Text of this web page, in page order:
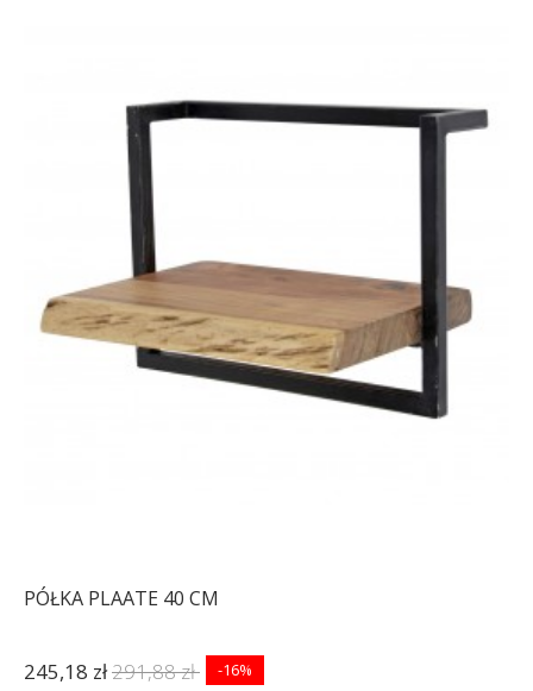
PÓŁKA PLAATE 40 CM
245,18 zł291,88 zł -16%